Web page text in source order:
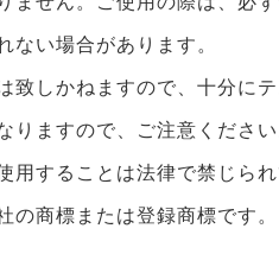
ない場合があります。
しかねますので、十分に
ますので、ご注意ください
することは法律で禁じられ
商標または登録商標です。